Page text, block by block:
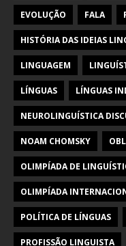
EVOLUÇÃO FALA
HISTÓRIA DAS IDEIAS
LINGUAGEM
LÍNGUAS LÍNGUAS
NEUROLINGUÍSTICA
NOAM CHOMSKY OBL
OLIMPÍADA DE
OLIMPÍADA
POLÍTICA DE LÍNGUAS
PROFISSÃO LINGUISTA